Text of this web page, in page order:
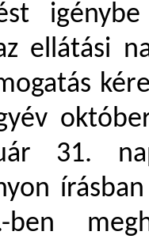
ellátási
31.
ben